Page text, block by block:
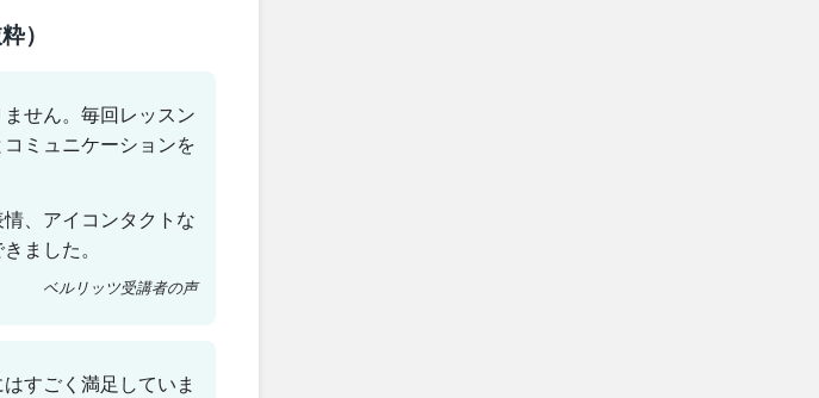
）
せん。毎回レッスン
ミュニケーションを
、アイコンタクトな
ました。
ベルリッツ受講者の声
すごく満足していま